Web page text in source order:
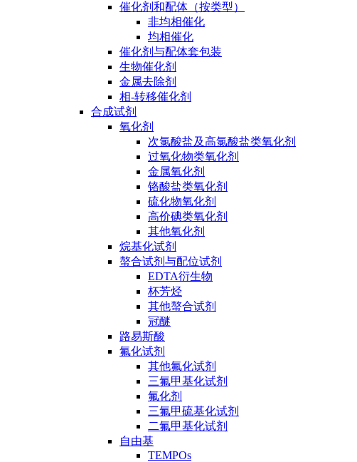
催化剂和配体（按类型）
非均相催化
均相催化
催化剂与配体套包装
生物催化剂
金属去除剂
相-转移催化剂
合成试剂
氧化剂
次氯酸盐及高氯酸盐类氧化剂
过氧化物类氧化剂
金属氧化剂
铬酸盐类氧化剂
硫化物氧化剂
高价碘类氧化剂
其他氧化剂
烷基化试剂
螯合试剂与配位试剂
EDTA衍生物
杯芳烃
其他螯合试剂
冠醚
路易斯酸
氟化试剂
其他氟化试剂
三氟甲基化试剂
氟化剂
三氟甲硫基化试剂
二氟甲基化试剂
自由基
TEMPOs